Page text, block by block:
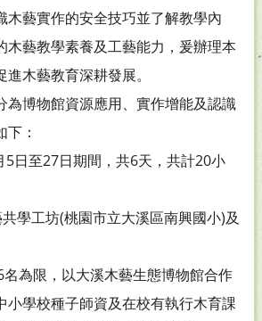
木藝實作的安全技巧並了解教學內
木藝教學素養及工藝能力，爰辦理本
木藝教育深耕發展。
為博物館資源應用、實作增能及認識
：
5日至27日期間，共6天，共計20小
學工坊(桃園市立大溪區南興國小)及
為限，以大溪木藝生態博物館合作
小學校種子師資及在校有執行木育課